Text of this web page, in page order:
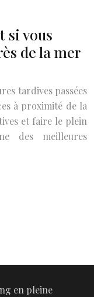
si vous
de la mer
tardives passées
à proximité de la
et faire le plein
des meilleures
en pleine